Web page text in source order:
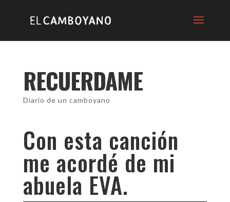
RECUERDAME
Diario de un camboyano
Con esta canción
me acordé de mi
abuela EVA.